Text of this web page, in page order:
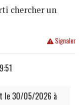
chercher un
Signaler
le 30/05/2026 à